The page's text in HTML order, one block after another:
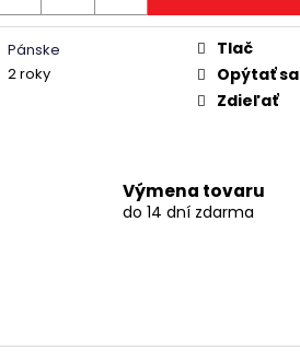
Pánske
2 roky
Tlač
Opýtať sa
Zdieľať
Výmena tovaru
do 14 dní zdarma